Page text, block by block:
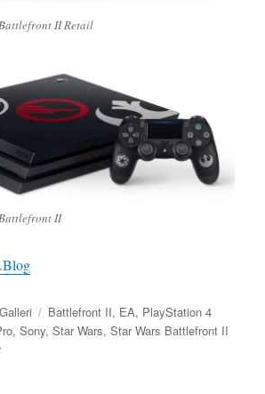
II Retail
II
Format
Galleri Tags
Battlefront II, EA, PlayStation 4
,Sony,Star Wars,Star Wars Battlefront II
til